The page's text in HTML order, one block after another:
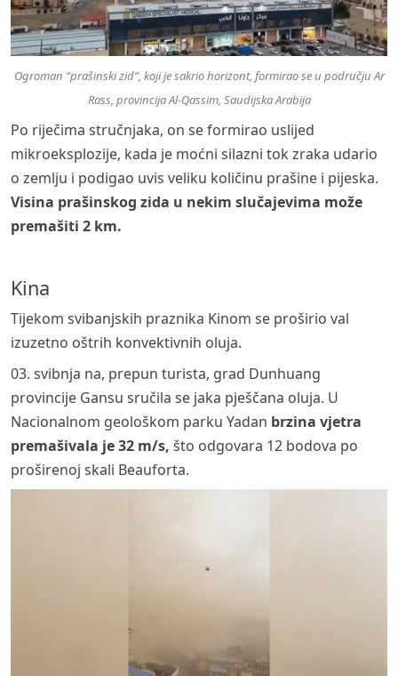
Ogroman “prašinski zid”, koji je sakrio horizont, formirao se u području Ar
Rass, provincija Al-Qassim, Saudijska Arabija
Po riječima stručnjaka, on se formirao uslijed
mikroeksplozije, kada je moćni silazni tok zraka udario
o zemlju i podigao uvis veliku količinu prašine i pijeska.
Visina prašinskog zida u nekim slučajevima može
premašiti 2 km.
Kina
Tijekom svibanjskih praznika Kinom se proširio val
izuzetno oštrih konvektivnih oluja.
03. svibnja na, prepun turista, grad Dunhuang
provincije Gansu sručila se jaka pješčana oluja. U
Nacionalnom geološkom parku Yadan brzina vjetra
premašivala je 32 m/s, što odgovara 12 bodova po
proširenoj skali Beauforta.